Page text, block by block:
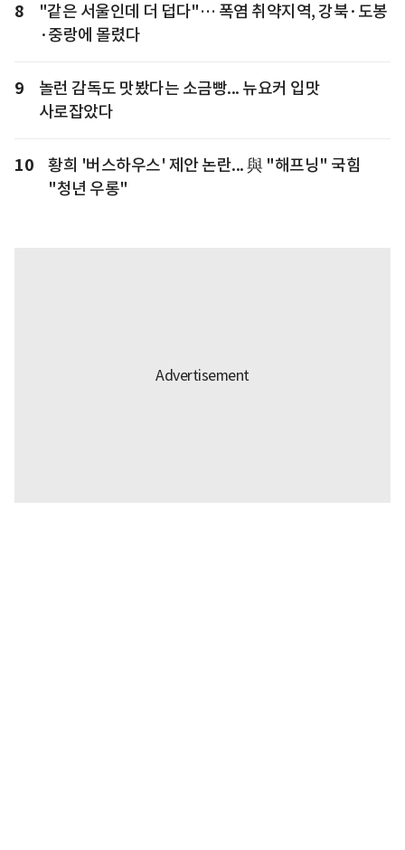
8
"같은 서울인데 더 덥다"… 폭염 취약지역, 강북·도봉
·중랑에 몰렸다
9
놀런 감독도 맛봤다는 소금빵... 뉴요커 입맛
사로잡았다
10
황희 '버스하우스' 제안 논란... 與 "해프닝" 국힘
"청년 우롱"